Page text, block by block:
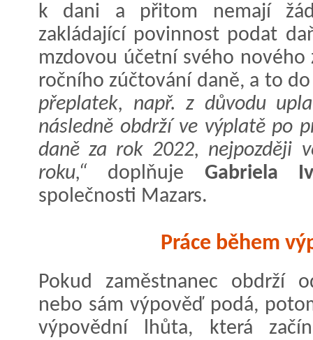
k dani a přitom nemají
zakládající povinnost podat
mzdovou účetní svého
ročního zúčtování daně, a to
přeplatek, např. z důvodu
následně obdrží ve výplatě po
daně za rok 2022, nejpozději
roku,“ doplňuje Gabriela
společnosti Mazars.
Práce během
Pokud zaměstnanec obdrží
nebo sám výpověď podá,
výpovědní lhůta, která